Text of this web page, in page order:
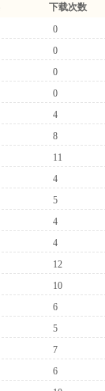
下载次数
0
0
0
0
4
8
11
4
5
4
4
12
10
6
5
7
6